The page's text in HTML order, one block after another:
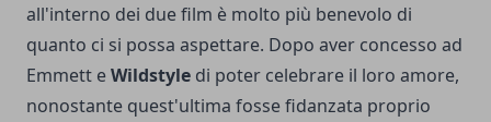
all'interno dei due film è molto più benevolo di
quanto ci si possa aspettare. Dopo aver concesso ad
Emmett eWildstyle di poter celebrare il loro amore,
nonostante quest'ultima fosse fidanzata proprio